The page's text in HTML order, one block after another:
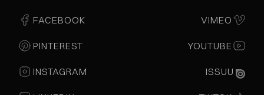
FACEBOOK
PINTEREST
INSTAGRAM
VIMEO
YOUTUBE
ISSUU